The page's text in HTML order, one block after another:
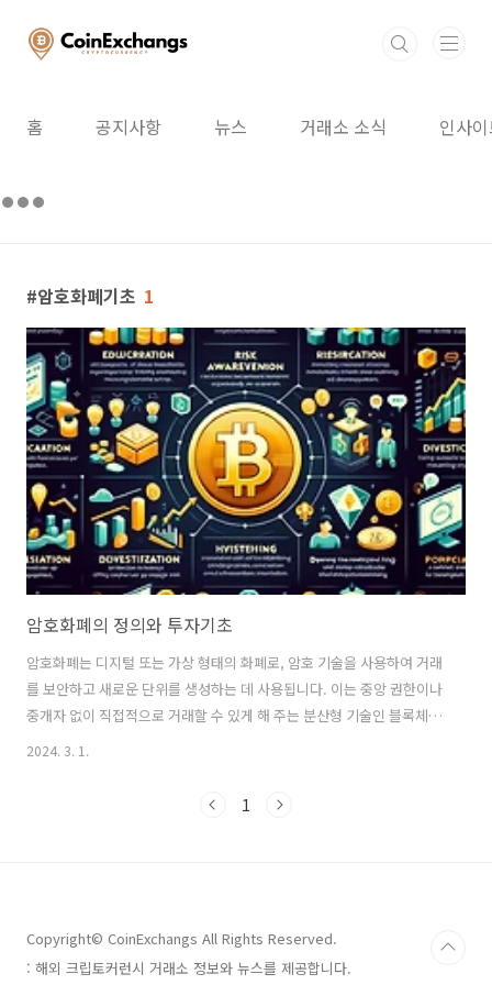
홈 공지사항 뉴스 거래소 소식 인사
암호화폐기초 1
암호화폐의 정의와 투자기초
암호화폐는 디지털 또는 가상 형태의 화폐로, 암호 기술을 사용하여 거래
를 보안하고 새로운 단위를 생성하는 데 사용됩니다. 이는 중앙 권한이나
중개자 없이 직접적으로 거래할 수 있게 해 주는 분산형 기술인 블록체인
에 기반을 두고 있습니다. 암호화폐의 가장 대표적인 예는 비트코인입니
화폐)는 여러 면에서 차이가 있습니다: 중앙화 대 분산화: 전통적인 화폐
2024. 3. 1.
1
Copyright© CoinExchangs All Rights Reserved.
: 해외 크립토커런시 거래소 정보와 뉴스를 제공합니다.